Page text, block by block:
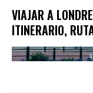
VIAJAR A
ITINERARIO,